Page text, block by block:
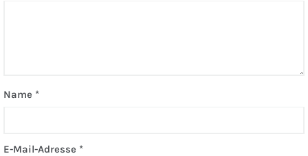
Name *
E-Mail-Adresse *